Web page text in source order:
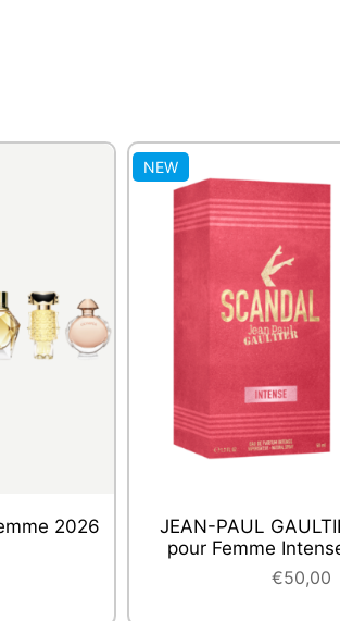
50ML
NEW
NINA RICCI - Rouge
€47,00